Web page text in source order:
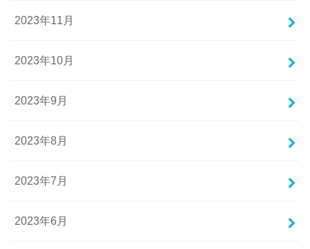
2023年11月
2023年10月
2023年9月
2023年8月
2023年7月
2023年6月